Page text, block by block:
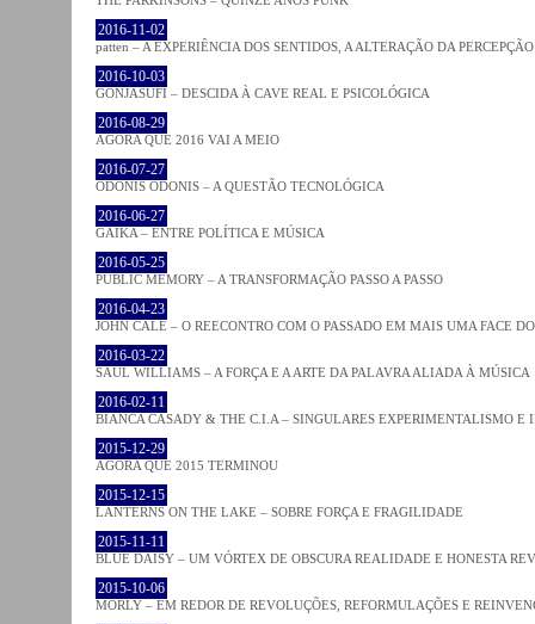
2016-11-02
patten – A EXPERIÊNCIA DOS SENTIDOS, A ALTERAÇÃO DA PERCEPÇÃO
2016-10-03
GONJASUFI – DESCIDA À CAVE REAL E PSICOLÓGICA
2016-08-29
AGORA QUE 2016 VAI A MEIO
2016-07-27
ODONIS ODONIS – A QUESTÃO TECNOLÓGICA
2016-06-27
GAIKA – ENTRE POLÍTICA E MÚSICA
2016-05-25
PUBLIC MEMORY – A TRANSFORMAÇÃO PASSO A PASSO
2016-04-23
JOHN CALE – O REECONTRO COM O PASSADO EM MAIS UMA FACE
2016-03-22
SAUL WILLIAMS – A FORÇA E A ARTE DA PALAVRA ALIADA À MÚSICA
2016-02-11
BIANCA CASADY & THE C.I.A – SINGULARES EXPERIMENTALISMO E
2015-12-29
AGORA QUE 2015 TERMINOU
2015-12-15
LANTERNS ON THE LAKE – SOBRE FORÇA E FRAGILIDADE
2015-11-11
BLUE DAISY – UM VÓRTEX DE OBSCURA REALIDADE E HONESTA
2015-10-06
MORLY – EM REDOR DE REVOLUÇÕES, REFORMULAÇÕES E